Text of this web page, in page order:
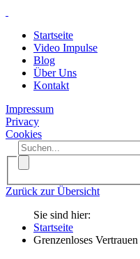
Startseite
Video Impulse
Blog
Über Uns
Kontakt
Impressum
Privacy
Cookies
Zurück zur Übersicht
Sie sind hier:
Startseite
Grenzenloses Vertrauen